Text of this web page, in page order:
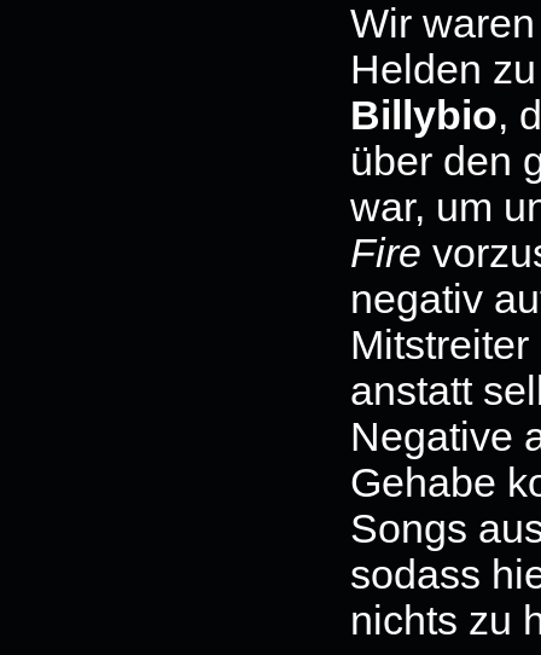
Wir
Helden
Billybio,
über den
war, um
Fire
negativ
anstatt
Negative
Gehabe
Songs
sodass
nichts zu